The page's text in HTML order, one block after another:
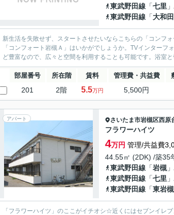
東武野田線 「七里
東武野田線 「大和田
新生活を失敗せず、スタートさせたいならこちらの「コンフ
「コンフォート岩槻Ａ」はいかがでしょうか。TVインター
ど豊富なので、広々と空間を利用することも可能です。浴室
部屋番号 所在階 賃料 管理費・共益費
201 2階 5.5万円 5,500円
アパート さいたま市岩槻区西原
フラワーハイツ
4万円 管理/共益費
44.55㎡ (2DK) /築35
東武野田線 「岩槻
東武野田線 「七里
東武野田線 「東岩槻
「フラワーハイツ」のここがイチオシ☆近くにはセブンイ